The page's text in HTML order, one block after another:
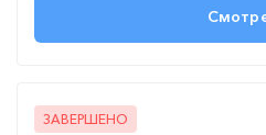
ЗАВЕРШЕНО